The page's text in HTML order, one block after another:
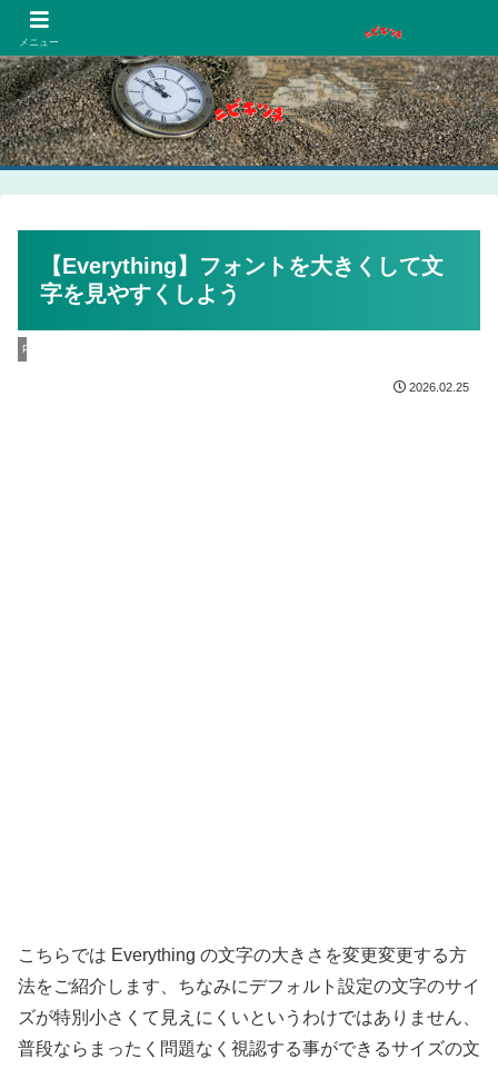
【Everything】フォントを大きくして文
字を見やすくしよう
PC
2026.02.25
こちらでは Everything の文字の大きさを変更変更する方
法をご紹介します、ちなみにデフォルト設定の文字のサイ
ズが特別小さくて見えにくいというわけではありません、
普段ならまったく問題なく視認する事ができるサイズの文
メニュー